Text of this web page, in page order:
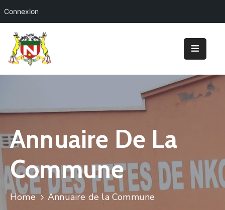
Connexion
Accueil
Ma
Prestations
Tourisme
&
Loisirs
Projets
Annuaire De La
Commune
Home Annuaire de la Commune